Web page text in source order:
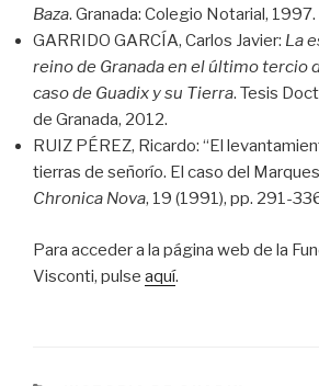
Baza. Granada: Colegio Notarial, 1997.
GARRIDO GARCÍA, Carlos Javier: La
reino de Granada en el último tercio
caso de Guadix y su Tierra. Tesis
de Granada, 2012.
RUIZ PÉREZ, Ricardo: “El
tierras de señorío. El caso del
Chronica Nova, 19 (1991), pp. 291-
Para acceder a la página web de la
Visconti, pulse aquí.